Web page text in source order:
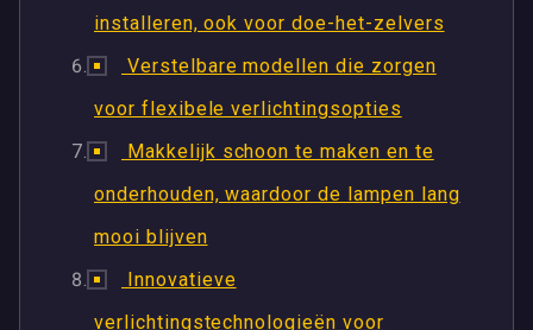
installeren, ook voor doe-het-zelvers
Verstelbare modellen die zorgen
voor flexibele verlichtingsopties
Makkelijk schoon te maken en te
onderhouden, waardoor de lampen lang
mooi blijven
Innovatieve
verlichtingstechnologieën voor